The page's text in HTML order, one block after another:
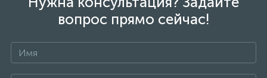
вопрос прямо сейчас!